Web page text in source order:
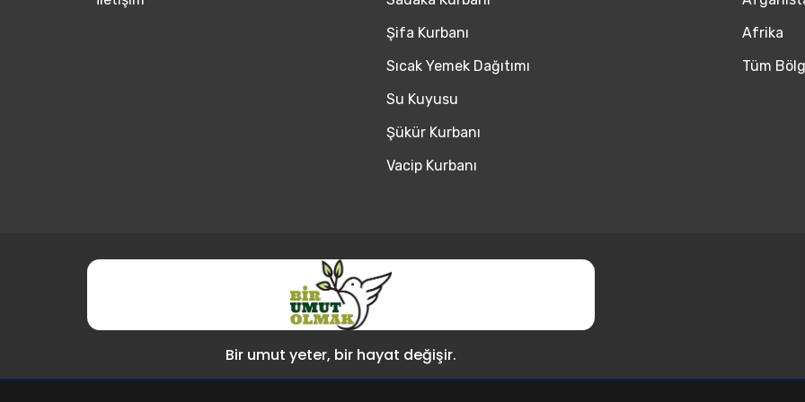
Şifa Kurbanı
Sıcak Yemek Dağıtımı
Su Kuyusu
Şükür Kurbanı
Vacip Kurbanı
Afrika
Tüm
Bir umut yeter, bir hayat değişir.